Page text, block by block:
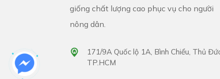
» Bước 5: Gieo hạt: nguyên tắc gieo hạt
Đối với các loại hạt rất nhỏ, thì chúng ta
giống chất lượng cao phục vụ cho người
nông dân.
171/9A Quốc lộ 1A, Bình Chiểu, Thủ
TP.HCM